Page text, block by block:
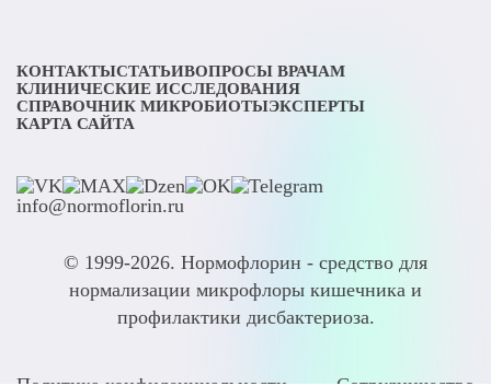
КОНТАКТЫСТАТЬИВОПРОСЫ ВРАЧАМ
КЛИНИЧЕСКИЕ ИССЛЕДОВАНИЯ
СПРАВОЧНИК МИКРОБИОТЫЭКСПЕРТЫ
КАРТА САЙТА
info@normoflorin.ru
© 1999-2026. Нормофлорин - средство для
нормализации микрофлоры кишечника и
профилактики дисбактериоза.